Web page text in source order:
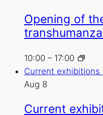
Opening of
10:00 – 17:00
Current exhibitions
Aug 8
Current